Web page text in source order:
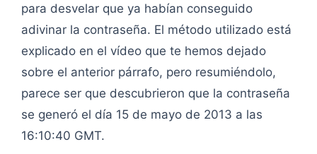
para desvelar que ya habían conseguido
adivinar la contraseña. El método utilizado está
explicado en el vídeo que te hemos dejado
sobre el anterior párrafo, pero resumiéndolo,
parece ser que descubrieron que la contraseña
se generó el día 15 de mayo de 2013 a las
16:10:40 GMT.